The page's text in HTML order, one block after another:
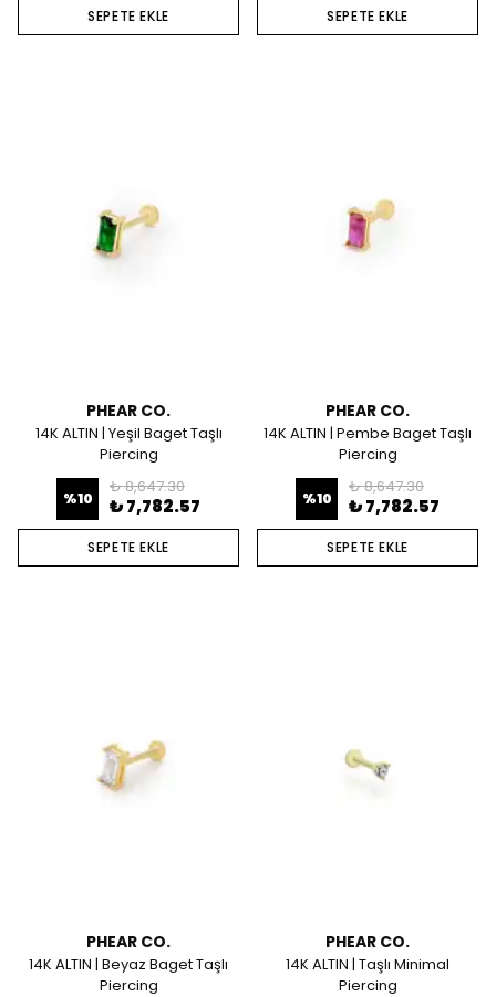
SEPETE EKLE SEPETE EKLE
PHEAR CO.
14K ALTIN | Yeşil Baget Taşlı
Piercing
%10
₺ 8,647.30
₺ 7,782.57
SEPETE EKLE
PHEAR CO.
14K ALTIN | Pembe Baget Taşlı
Piercing
%10
₺ 8,647.30
₺ 7,782.57
SEPETE EKLE
PHEAR CO.
14K ALTIN | Beyaz Baget Taşlı
Piercing
PHEAR CO.
14K ALTIN | Taşlı Minimal
Piercing